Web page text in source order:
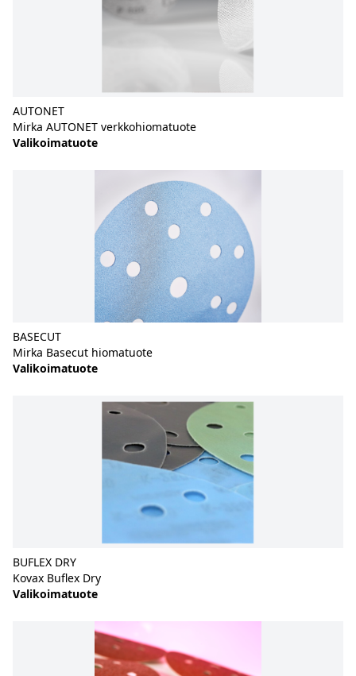
AUTONET
Mirka AUTONET verkkohiomatuote
Valikoimatuote
BASECUT
Mirka Basecut hiomatuote
Valikoimatuote
BUFLEX DRY
Kovax Buflex Dry
Valikoimatuote